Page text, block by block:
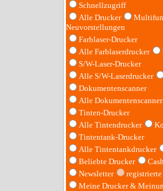
Schnellzugriff
Alle Drucker
Neuvorstellungen
Farblaser-Drucker
Alle Farblaserdrucker
S/W-Laser-Drucker
Alle S/W-Laserdrucker
Dokumentenscanner
Alle Dokumentenscanner
Tinten-Drucker
Alle Tintendrucker
Tintentank-Drucker
Alle Tintentankdrucker
Beliebte Drucker
Newsletter
Meine Drucker &